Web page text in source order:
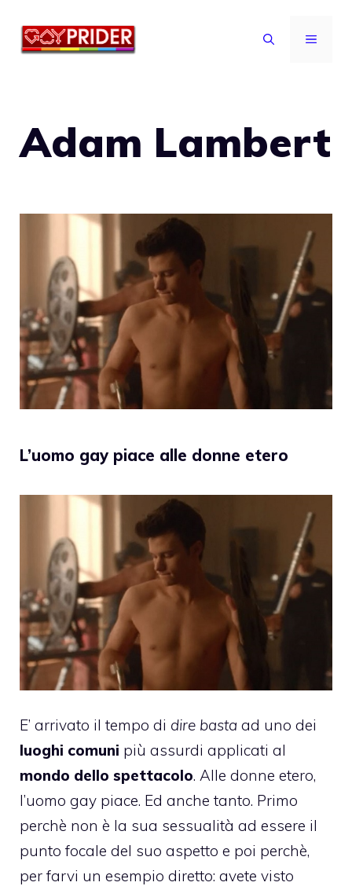
MENU
Adam Lambert
L’uomo gay piace alle donne etero
E’ arrivato il tempo di dire basta ad uno dei
luoghi comuni più assurdi applicati al
mondo dello spettacolo. Alle donne etero,
l’uomo gay piace. Ed anche tanto. Primo
perchè non è la sua sessualità ad essere il
punto focale del suo aspetto e poi perchè,
per farvi un esempio diretto: avete visto